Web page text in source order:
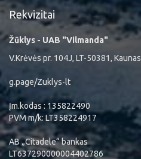
Rekvizitai
Žūklys - UAB "Vilmanda"
V.Krėvės pr. 104J, LT-50381, Kaunas
g.page/Zuklys-lt
Įm.kodas : 135822490
PVM m/k: LT358224917
AB „Citadele“ bankas
LT637290000004402786